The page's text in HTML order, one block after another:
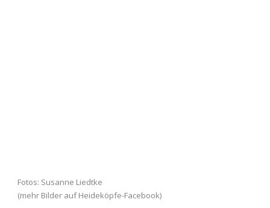
Fotos: Susanne Liedtke
(mehr Bilder auf Heideköpfe-Facebook)